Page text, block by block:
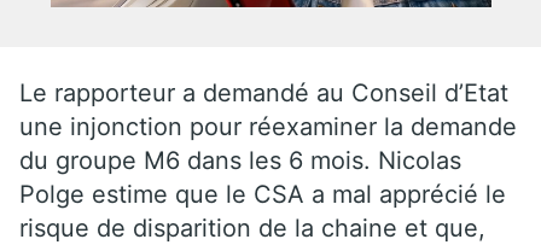
Le rapporteur a demandé au Conseil d’Etat
une injonction pour réexaminer la demande
du groupe M6 dans les 6 mois. Nicolas
Polge estime que le CSA a mal apprécié le
risque de disparition de la chaine et que,